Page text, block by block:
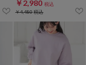
￥2,980 税込
￥4,480税込